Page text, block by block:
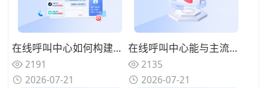
在线呼叫中心如何构建客户画像？交互数据沉淀驱动精准服务与营销
2191
2026-07-21
在线呼叫中心能与主流社交平台打通吗？全渠道覆盖触达更广泛的客户
2135
2026-07-21